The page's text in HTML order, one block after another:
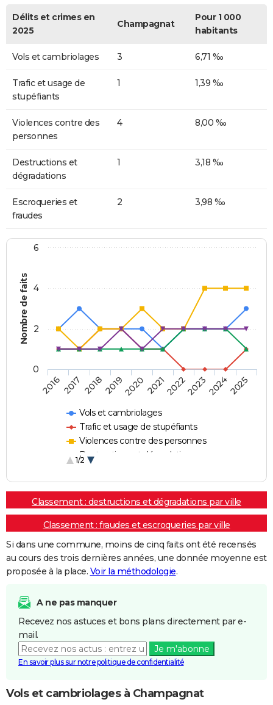
Délits et crimes en
2025
Champagnat
Pour 1 000
habitants
Vols et cambriolages 3 6,71 ‰
Trafic et usage de
stupéfiants
1 1,39 ‰
Violences contre des
personnes
4 8,00 ‰
Destructions et
dégradations
1 3,18 ‰
Escroqueries et
fraudes
2 3,98 ‰
Nombre de faits
Vols et cambriolages
Trafic et usage de stupéfiants
Violences contre des personnes
Destructions et dégradations
1/2
20162017 20182019202020212022202320242025
0
2
4
6
Classement : destructions et dégradations par ville
Classement : fraudes et escroqueries par ville
Si dans une commune, moins de cinq faits ont été recensés
au cours des trois dernières années, une donnée moyenne est
proposée à la place. Voir la méthodologie.
A ne pas manquer
Recevez nos astuces et bons plans directement par e-
mail.
Je m'abonne
En savoir plus sur notre politique de confidentialité
Vols et cambriolages à Champagnat